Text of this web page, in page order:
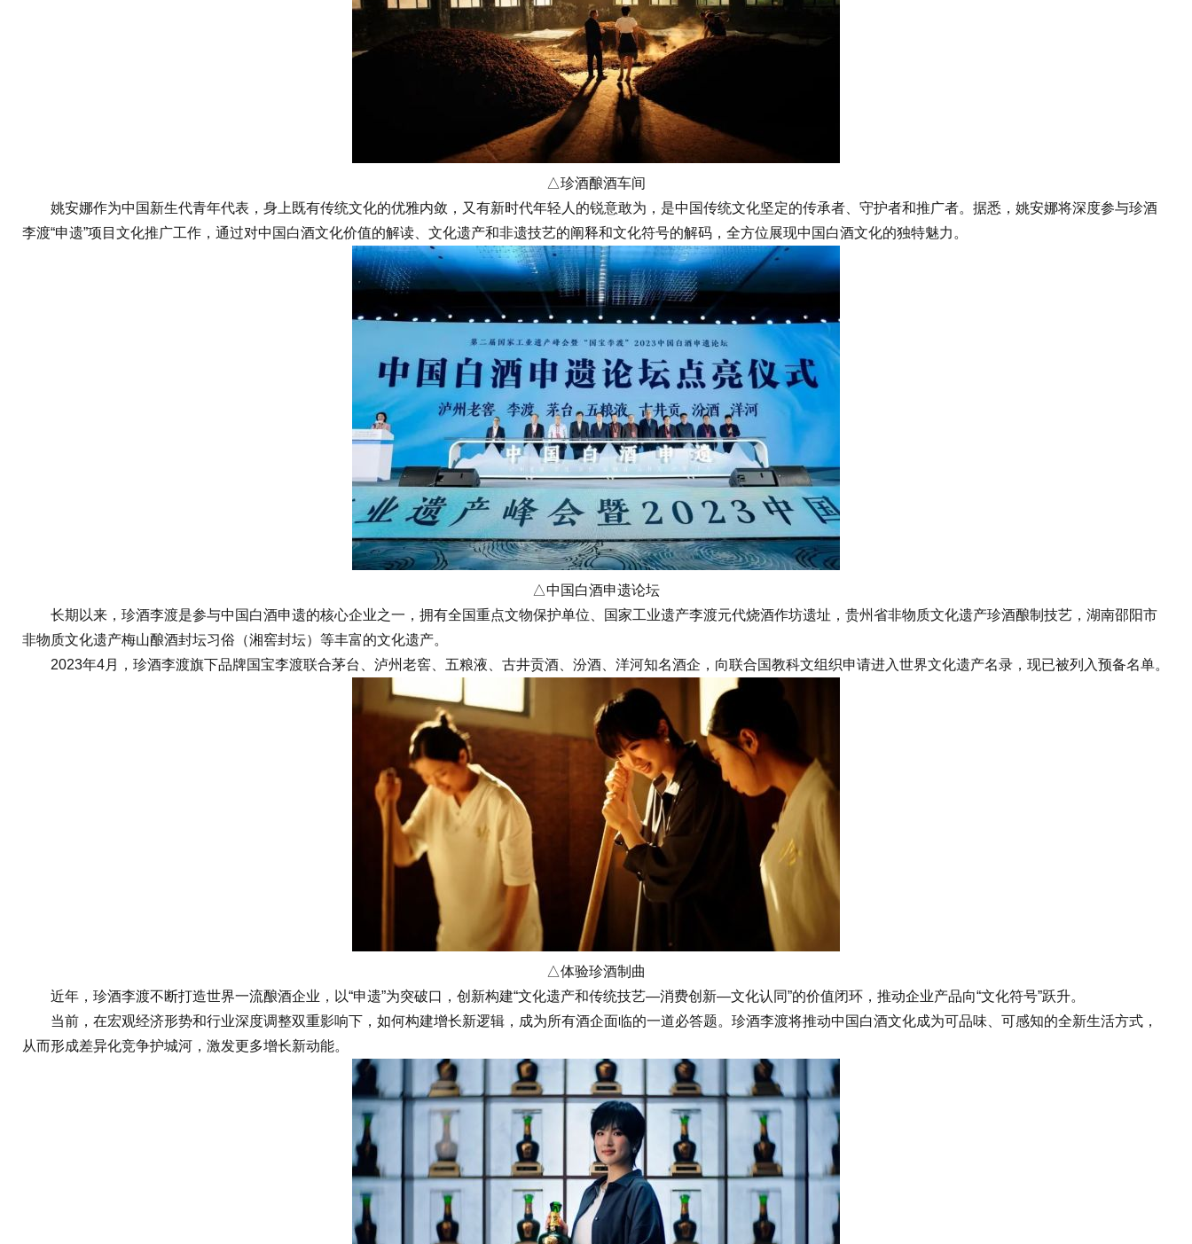
△珍酒酿酒车间
姚安娜作为中国新生代青年代表，身上既有传统文化的优雅内敛，又有新时代年轻人的锐意敢为，是中国传统文化坚定的传承者、守护者和推广者。据悉，姚安娜将深度参与珍酒
李渡“申遗”项目文化推广工作，通过对中国白酒文化价值的解读、文化遗产和非遗技艺的阐释和文化符号的解码，全方位展现中国白酒文化的独特魅力。
△中国白酒申遗论坛
长期以来，珍酒李渡是参与中国白酒申遗的核心企业之一，拥有全国重点文物保护单位、国家工业遗产李渡元代烧酒作坊遗址，贵州省非物质文化遗产珍酒酿制技艺，湖南邵阳市
非物质文化遗产梅山酿酒封坛习俗（湘窖封坛）等丰富的文化遗产。
2023年4月，珍酒李渡旗下品牌国宝李渡联合茅台、泸州老窖、五粮液、古井贡酒、汾酒、洋河知名酒企，向联合国教科文组织申请进入世界文化遗产名录，现已被列入预备名单。
△体验珍酒制曲
近年，珍酒李渡不断打造世界一流酿酒企业，以“申遗”为突破口，创新构建“文化遗产和传统技艺—消费创新—文化认同”的价值闭环，推动企业产品向“文化符号”跃升。
当前，在宏观经济形势和行业深度调整双重影响下，如何构建增长新逻辑，成为所有酒企面临的一道必答题。珍酒李渡将推动中国白酒文化成为可品味、可感知的全新生活方式，
从而形成差异化竞争护城河，激发更多增长新动能。